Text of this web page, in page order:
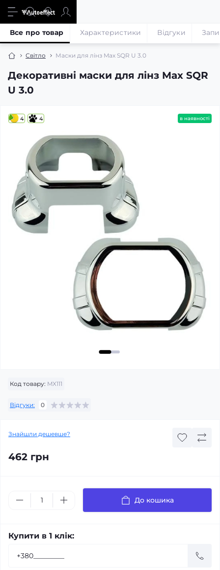
Світло Маски для лінз Max SQR U 3.0
Декоративні маски для лінз Max SQR
U 3.0
Все про товар Характеристики Відгуки
4 4 в наявності
Код товару: MX111
Відгуки: 0
Знайшли дешевше?
462 грн
До кошика
Купити в 1 клік: